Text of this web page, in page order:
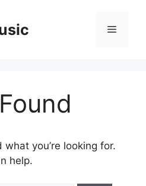
Menu
what you’re looking for.
help.